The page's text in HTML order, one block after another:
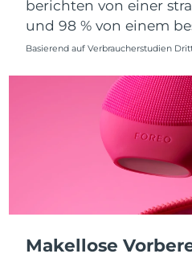
berichten von einer
und 98 % von einem
Basierend auf Verbraucherstudien
Makellose
Philippinen
Réunion